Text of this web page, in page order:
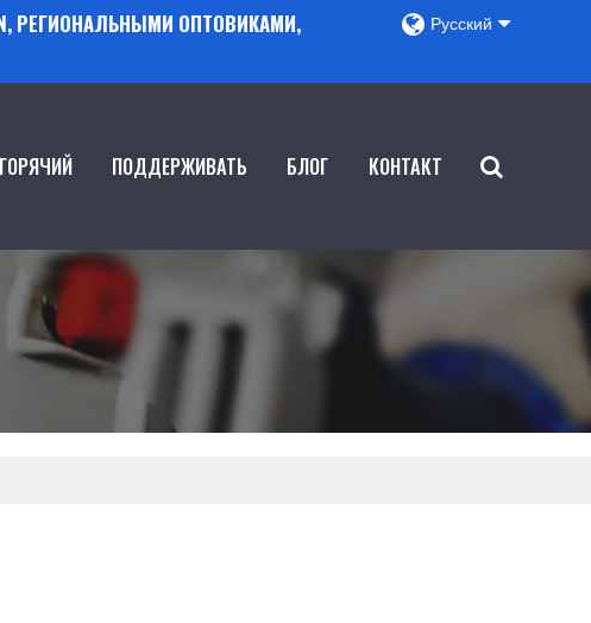
РЕГИОНАЛЬНЫМИ ОПТОВИКАМИ,
Русский
ГОРЯЧИЙ ПОДДЕРЖИВАТЬ БЛОГ КОНТАКТ